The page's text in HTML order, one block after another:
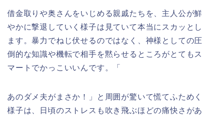
借金取りや奥さんをいじめる親戚たちを、主人公が鮮
やかに撃退していく様子は見ていて本当にスカッとし
ます。暴力でねじ伏せるのではなく、神様としての圧
倒的な知識や機転で相手を黙らせるところがとてもス
マートでかっこいいんです。「
あのダメ夫がまさか！」と周囲が驚いて慌てふためく
様子は、日頃のストレスも吹き飛ぶほどの痛快さがあ